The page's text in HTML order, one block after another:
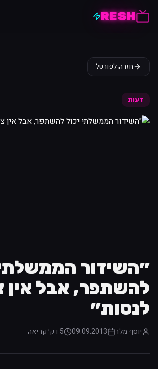
RESH
חזרה לפורטל
דעות
״השידור הממשלתי
להשתפר, אבל אין
לנסות״
יוסף מלר 09.09.2013 5 דק׳ קריאה